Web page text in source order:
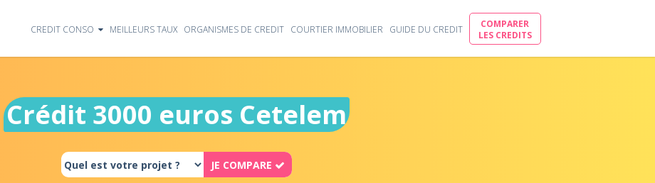
CREDIT CONSO MEILLEURS TAUX ORGANISMES DE CREDIT COURTIER IMMOBILIER GUIDE DU CREDIT
COMPARER
LES CREDITS
Crédit 3000 euros Cetelem
JE COMPARE